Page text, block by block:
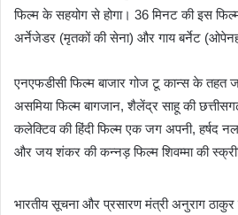
फिल्म के सहयोग से होगा। 36 मिनट की इस
अर्नेजेडर (मृतकों की सेना) और गाय बर्नेट
एनएफडीसी फिल्म बाजार गोज टू कान्स के तहत
असमिया फिल्म बागजान, शैलेंद्र साहू की
कलेक्टिव की हिंदी फिल्म एक जग अपनी, हर्षद
और जय शंकर की कन्नड़ फिल्म शिवम्मा की
भारतीय सूचना और प्रसारण मंत्री अनुराग